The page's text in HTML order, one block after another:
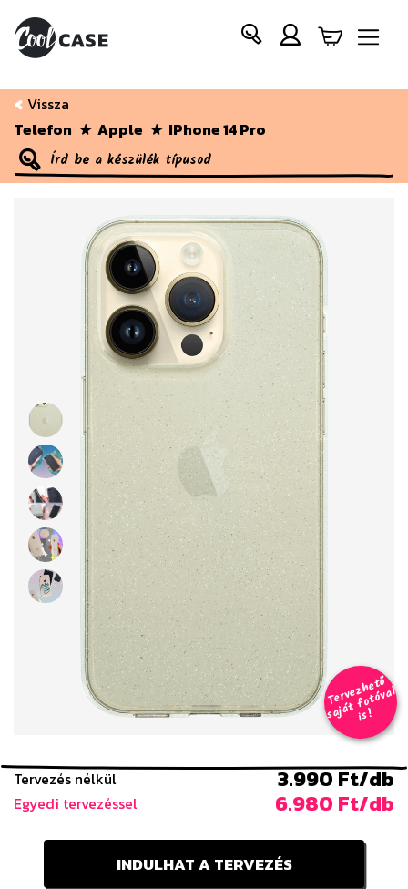
Vissza
Telefon
Apple IPhone 14 Pro
T
er
v
e
z
h
e
t
ő
s
aj
á
t
f
o
t
ó
v
al
i
s
!
Tervezés nélkül 3.990 Ft/db
Egyedi tervezéssel 6.980 Ft/db
INDULHAT A TERVEZÉS